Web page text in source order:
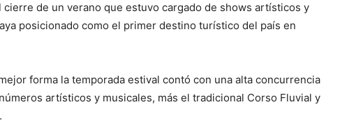
de un verano que estuvo cargado de shows artísticos y
posicionado como el primer destino turístico del país en
forma la temporada estival contó con una alta concurrencia
artísticos y musicales, más el tradicional Corso Fluvial y